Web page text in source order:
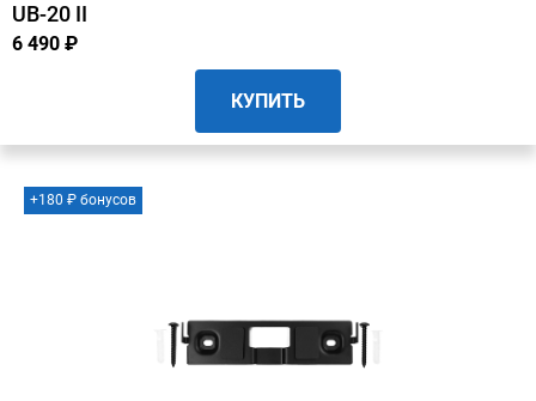
UB-20 II
6 490 ₽
КУПИТЬ
+180 ₽ бонусов